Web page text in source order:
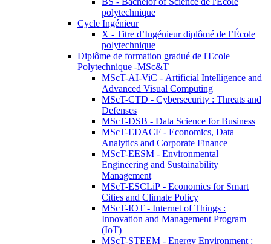
polytechnique
Cycle Ingénieur
X - Titre d’Ingénieur diplômé de l’École
polytechnique
Diplôme de formation gradué de l'Ecole
Polytechnique -MSc&T
MScT-AI-ViC - Artificial Intelligence and
Advanced Visual Computing
MScT-CTD - Cybersecurity : Threats and
Defenses
MScT-DSB - Data Science for Business
MScT-EDACF - Economics, Data
Analytics and Corporate Finance
MScT-EESM - Environmental
Engineering and Sustainability
Management
MScT-ESCLiP - Economics for Smart
Cities and Climate Policy
MScT-IOT - Internet of Things :
Innovation and Management Program
(IoT)
MScT-STEEM - Energy Environment :